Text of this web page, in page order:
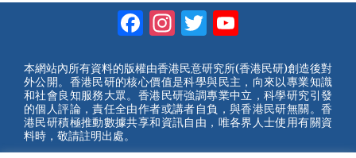
st b
o
o
k
tt
er
Facebook
Instagram
Twitter
本網站內所有資料的版權由香港民意研究所(香港民研)創造後對
外公開。香港民研的核心價值是科學與民主，向來以專業知識
和社會良知服務大眾。香港民研強調專業中立，科學研究引發
的個人評論，責任全由作者或講者自負，與香港民研無關。香
港民研積極推動數據共享和資訊自由，唯各界人士使用有關資
料時，敬請註明出處。